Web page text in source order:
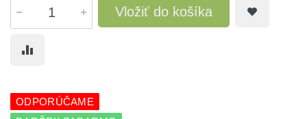
Vložiť do košíka
ODPORÚČAME